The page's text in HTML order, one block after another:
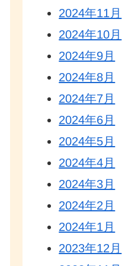
2024年11月
2024年10月
2024年9月
2024年8月
2024年7月
2024年6月
2024年5月
2024年4月
2024年3月
2024年2月
2024年1月
2023年12月